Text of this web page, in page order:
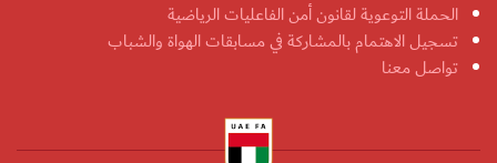
الحملة التوعوية لقانون أمن الفاعليات الرياضية
تسجيل الاهتمام بالمشاركة في مسابقات الهواة والشباب
تواصل معنا